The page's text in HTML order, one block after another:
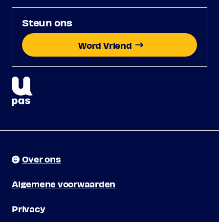
Steun ons
Word Vriend
Over ons
Algemene voorwaarden
Privacy